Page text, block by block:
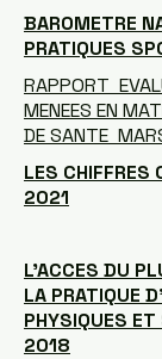
BAROMETRE
PRATIQUES
RAPPORT
MENEES EN
DE SANTE
LES CHIFFRES
2021
L'ACCES DU
LA PRATIQUE
PHYSIQUES
2018